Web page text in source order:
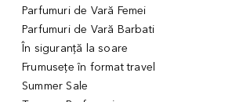
Parfumuri de Vară Femei
Parfumuri de Vară Barbati
În siguranță la soare
Frumusețe în format travel
Summer Sale